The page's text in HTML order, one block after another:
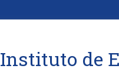
Instituto de